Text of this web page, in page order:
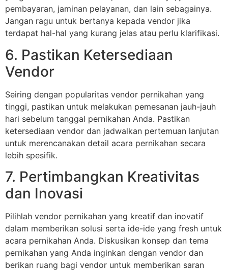
pembayaran, jaminan pelayanan, dan lain sebagainya.
Jangan ragu untuk bertanya kepada vendor jika
terdapat hal-hal yang kurang jelas atau perlu klarifikasi.
6. Pastikan Ketersediaan
Vendor
Seiring dengan popularitas vendor pernikahan yang
tinggi, pastikan untuk melakukan pemesanan jauh-jauh
hari sebelum tanggal pernikahan Anda. Pastikan
ketersediaan vendor dan jadwalkan pertemuan lanjutan
untuk merencanakan detail acara pernikahan secara
lebih spesifik.
7. Pertimbangkan Kreativitas
dan Inovasi
Pilihlah vendor pernikahan yang kreatif dan inovatif
dalam memberikan solusi serta ide-ide yang fresh untuk
acara pernikahan Anda. Diskusikan konsep dan tema
pernikahan yang Anda inginkan dengan vendor dan
berikan ruang bagi vendor untuk memberikan saran